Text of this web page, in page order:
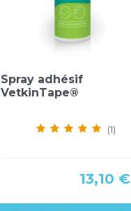
Aperçu rapide
Spray adhésif
VetkinTape®
(1)
Prix
13,10 €